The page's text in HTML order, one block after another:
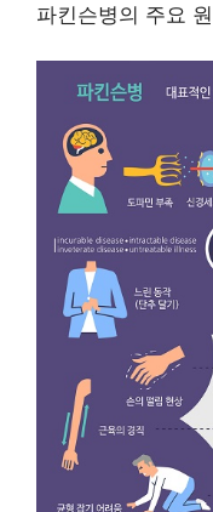
파킨슨병의 주요